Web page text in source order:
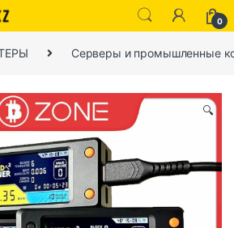
0
Серверы и промышленные
🔍